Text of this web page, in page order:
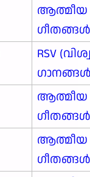
ആത്മീയ
ഗീതങ്ങൾ
RSV
ആത്മീയ
ഗീതങ്ങൾ
ആത്മീയ
ഗീതങ്ങൾ